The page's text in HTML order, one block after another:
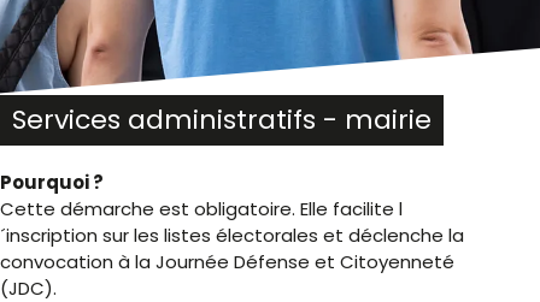
Services administratifs - mairie
Pourquoi ?
Cette démarche est obligatoire. Elle facilite l
´inscription sur les listes électorales et déclenche la
convocation à la Journée Défense et Citoyenneté
(JDC).